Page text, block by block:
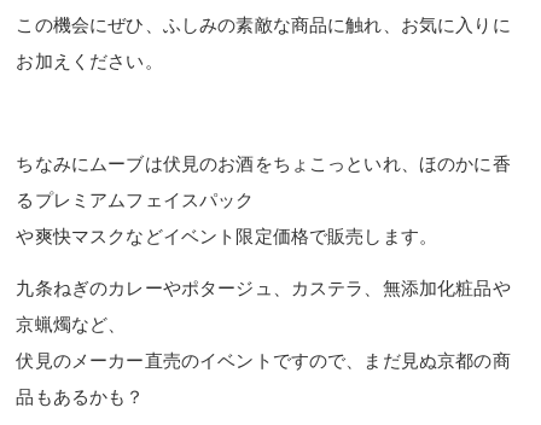
この機会にぜひ、ふしみの素敵な商品に触れ、お気に入りに
お加えください。
ちなみにムーブは伏見のお酒をちょこっといれ、ほのかに香
るプレミアムフェイスパック
や爽快マスクなどイベント限定価格で販売します。
九条ねぎのカレーやポタージュ、カステラ、無添加化粧品や
京蝋燭など、
伏見のメーカー直売のイベントですので、まだ見ぬ京都の商
品もあるかも？